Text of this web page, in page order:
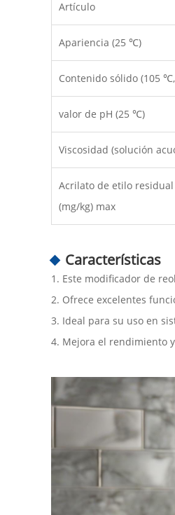
Artículo
Apariencia (25 ℃)
Contenido sólido (105
valor de pH (25 ℃)
Viscosidad (solución
Acrilato de etilo residual
(mg/kg) max
Características
1. Este modificador de
2. Ofrece excelentes
3. Ideal para su uso en
4. Mejora el rendimiento